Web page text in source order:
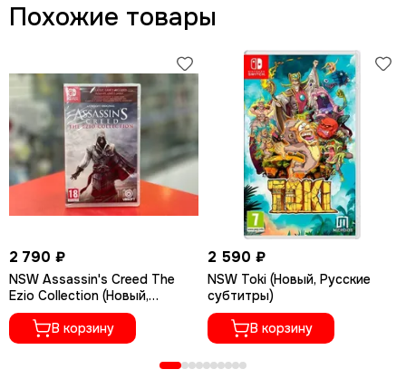
Похожие товары
2 790 ₽
NSW Assassin's Creed The
Ezio Collection (Новый,
Полностью на русском
языке)В корзину
2 590 ₽
NSW Toki (Новый, Русские
субтитры)
В корзину